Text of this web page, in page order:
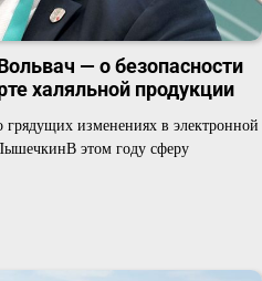
— о безопасности
халяльной продукции
грядущих изменениях в электронной
этом году сферу